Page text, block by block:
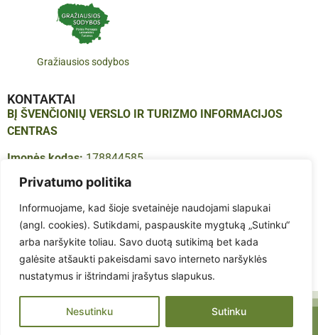
Privatumo politika
Informuojame, kad šioje svetainėje naudojami slapukai
(angl. cookies). Sutikdami, paspauskite mygtuką „Sutinku“
arba naršykite toliau. Savo duotą sutikimą bet kada
galėsite atšaukti pakeisdami savo interneto naršyklės
nustatymus ir ištrindami įrašytus slapukus.
Nesutinku Sutinku
Gražiausios sodybos
KONTAKTAI
BĮ ŠVENČIONIŲ VERSLO IR TURIZMO INFORMACIJOS
CENTRAS
Įmonės kodas: 178844585
Adresas:Vilniaus g. 16, LT-18123, Švenčionys
+370 683 614 41
El. paštas: info@infosvencionys.lt
©2026 Švenčionių verslo ir turizmo informacijos centras